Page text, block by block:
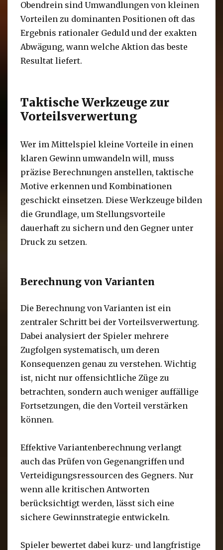
Obendrein sind Umwandlungen von kleinen
Vorteilen zu dominanten Positionen oft das
Ergebnis rationaler Geduld und der exakten
Abwägung, wann welche Aktion das beste
Resultat liefert.
Taktische Werkzeuge zur
Vorteilsverwertung
Wer im Mittelspiel kleine Vorteile in einen
klaren Gewinn umwandeln will, muss
präzise Berechnungen anstellen, taktische
Motive erkennen und Kombinationen
geschickt einsetzen. Diese Werkzeuge bilden
die Grundlage, um Stellungsvorteile
dauerhaft zu sichern und den Gegner unter
Druck zu setzen.
Berechnung von Varianten
Die Berechnung von Varianten ist ein
zentraler Schritt bei der Vorteilsverwertung.
Dabei analysiert der Spieler mehrere
Zugfolgen systematisch, um deren
Konsequenzen genau zu verstehen. Wichtig
ist, nicht nur offensichtliche Züge zu
betrachten, sondern auch weniger auffällige
Fortsetzungen, die den Vorteil verstärken
können.
Effektive Variantenberechnung verlangt
auch das Prüfen von Gegenangriffen und
Verteidigungsressourcen des Gegners. Nur
wenn alle kritischen Antworten
berücksichtigt werden, lässt sich eine
sichere Gewinnstrategie entwickeln.
Spieler bewertet dabei kurz- und langfristige